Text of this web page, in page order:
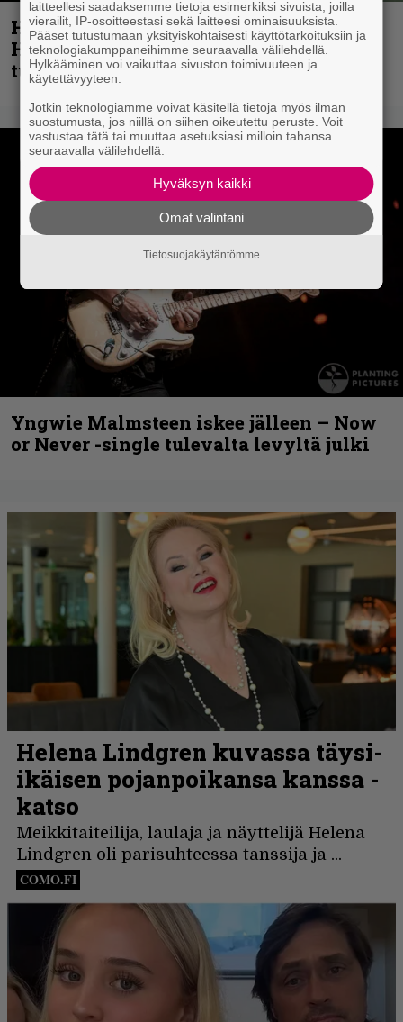
Helloween- ja Gamma Ray -mies Kai
Hansen julkaisi uuden maistiaisen
tulevalta soololevyltä
Yngwie Malmsteen iskee jälleen – Now
or Never -single tulevalta levyltä julki
laitteellesi saadaksemme tietoja esimerkiksi sivuista, joilla
vierailit, IP-osoitteestasi sekä laitteesi ominaisuuksista.
Pääset tutustumaan yksityiskohtaisesti käyttötarkoituksiin ja
teknologiakumppaneihimme seuraavalla välilehdellä.
Hylkääminen voi vaikuttaa sivuston toimivuuteen ja
käytettävyyteen.
Jotkin teknologiamme voivat käsitellä tietoja myös ilman
suostumusta, jos niillä on siihen oikeutettu peruste. Voit
vastustaa tätä tai muuttaa asetuksiasi milloin tahansa
seuraavalla välilehdellä.
Hyväksyn kaikki
Omat valintani
Tietosuojakäytäntömme